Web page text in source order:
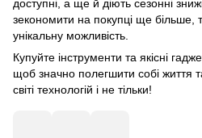
доступні, а ще й діють сезонні
зекономити на покупці ще більше,
унікальну можливість.
Купуйте інструменти та якісні
щоб значно полегшити собі життя
світі технологій і не тільки!